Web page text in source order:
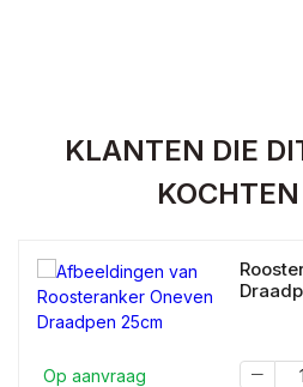
KLANTEN DIE
Op aanvraag